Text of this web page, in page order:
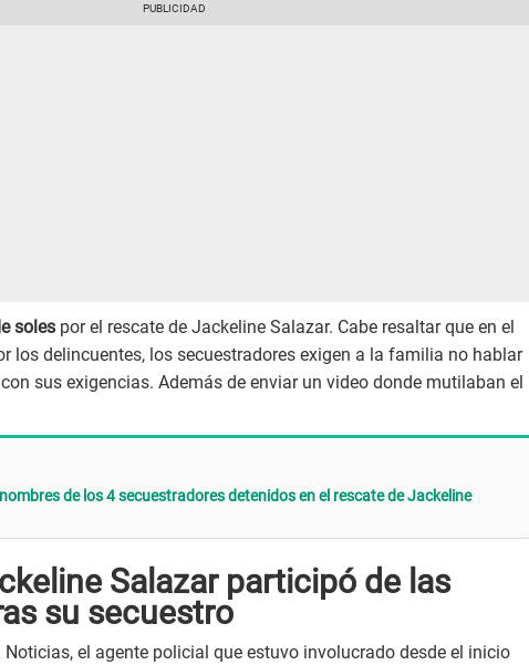
soles por el rescate de Jackeline Salazar. Cabe resaltar que en el
los delincuentes, los secuestradores exigen a la familia no hablar
sus exigencias. Además de enviar un video donde mutilaban el
de los 4 secuestradores detenidos en el rescate de Jackeline
Salazar participó de las
su secuestro
el agente policial que estuvo involucrado desde el inicio